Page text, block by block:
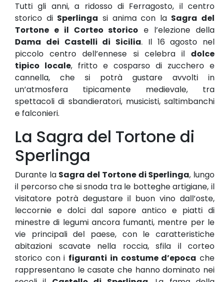
Tutti gli anni, a ridosso di Ferragosto, il centro
storico di Sperlinga si anima con la Sagra del
Tortone e il Corteo storico e l’elezione della
Dama dei Castelli di Sicilia. Il 16 agosto nel
piccolo centro dell’ennese si celebra il dolce
tipico locale, fritto e cosparso di zucchero e
cannella, che si potrà gustare avvolti in
un’atmosfera tipicamente medievale, tra
spettacoli di sbandieratori, musicisti, saltimbanchi
e falconieri.
La Sagra del Tortone di
Sperlinga
Durante la Sagra del Tortone di Sperlinga, lungo
il percorso che si snoda tra le botteghe artigiane, il
visitatore potrà degustare il buon vino dall’oste,
leccornie e dolci dal sapore antico e piatti di
minestre di legumi ancora fumanti, mentre per le
vie principali del paese, con le caratteristiche
abitazioni scavate nella roccia, sfila il corteo
storico con i figuranti in costume d’epoca che
rappresentano le casate che hanno dominato nei